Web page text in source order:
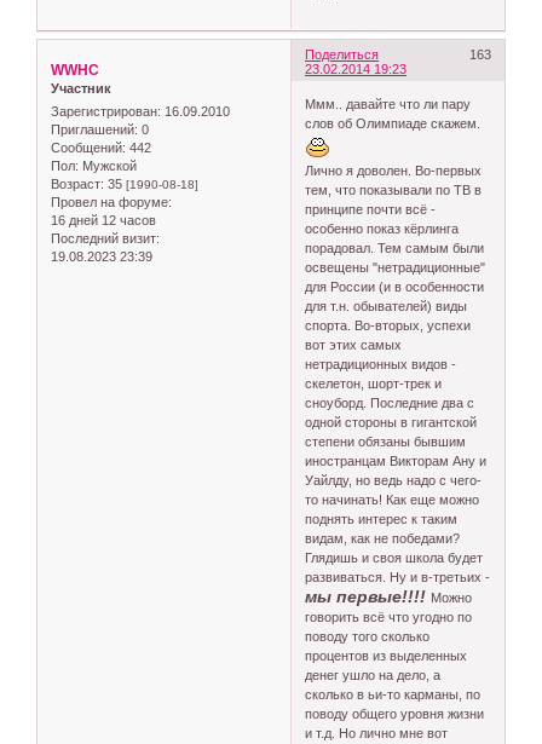
Поделиться
163
23.02.2014 19:23
WWHC
Участник
Зарегистрирован: 16.09.2010
Приглашений: 0
Сообщений: 442
Пол: Мужской
Возраст: 35 [1990-08-18]
Провел на форуме:
16 дней 12 часов
Последний визит:
19.08.2023 23:39
Ммм.. давайте что ли пару
слов об Олимпиаде скажем.
Лично я доволен. Во-первых
тем, что показывали по ТВ в
принципе почти всё -
особенно показ кёрлинга
порадовал. Тем самым были
освещены "нетрадиционные"
для России (и в особенности
для т.н. обывателей) виды
спорта. Во-вторых, успехи
вот этих самых
нетрадиционных видов -
скелетон, шорт-трек и
сноуборд. Последние два с
одной стороны в гигантской
степени обязаны бывшим
иностранцам Викторам Ану и
Уайлду, но ведь надо с чего-
то начинать! Как еще можно
поднять интерес к таким
видам, как не победами?
Глядишь и своя школа будет
развиваться. Ну и в-третьих -
мы первые!!!! Можно
говорить всё что угодно по
поводу того сколько
процентов из выделенных
денег ушло на дело, а
сколько в ьи-то карманы, по
поводу общего уровня жизни
и т.д. Но лично мне вот